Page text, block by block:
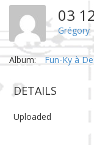
03
Grégory
Album: Fun-Ky à
DETAILS
Uploaded